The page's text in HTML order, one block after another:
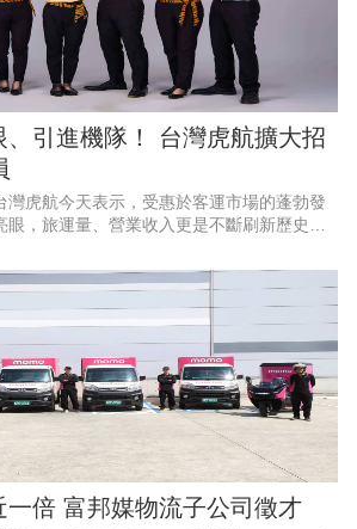
、引進機隊！ 台灣虎航擴大招
灣虎航今天表示，受惠於客運市場的蓬勃發
，旅運量、營業收入更是不斷刷新歷史紀
啟
一倍 富邦媒物流子公司徵才